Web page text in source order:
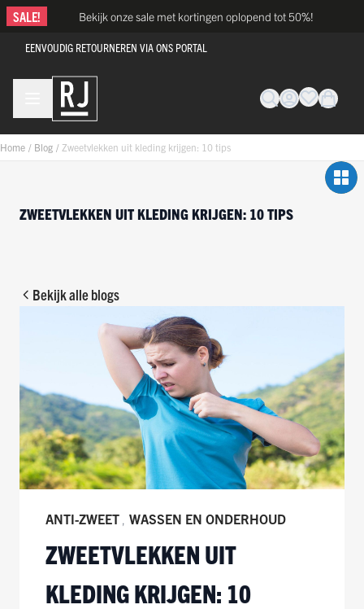
Ga naar de inhoud
SALE! Bekijk onze sale met kortingen oplopend tot 50%!
EENVOUDIG RETOURNEREN VIA ONS PORTAL
Home / Blog / Zweetvlekken uit kleding krijgen: 10 tips
ZWEETVLEKKEN UIT KLEDING KRIJGEN: 10 TIPS
Bekijk alle blogs
ANTI-ZWEET , WASSEN EN ONDERHOUD
ZWEETVLEKKEN UIT
KLEDING KRIJGEN: 10